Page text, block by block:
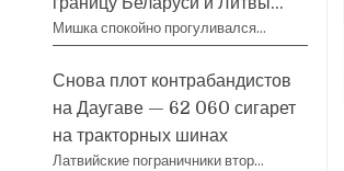
Мишка спокойно прогуливался…
Снова плот контрабандистов
на Даугаве — 62 060 сигарет
на тракторных шинах
Латвийские пограничники втор…